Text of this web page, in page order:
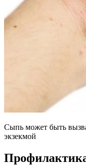
Сыпь может быть
экзекмой